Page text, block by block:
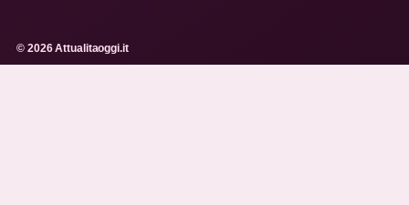
© 2026 Attualitaoggi.it